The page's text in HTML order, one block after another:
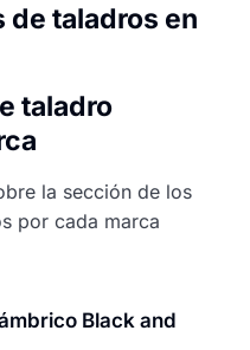
de taladros en
taladro
la sección de los
por cada marca
Black and